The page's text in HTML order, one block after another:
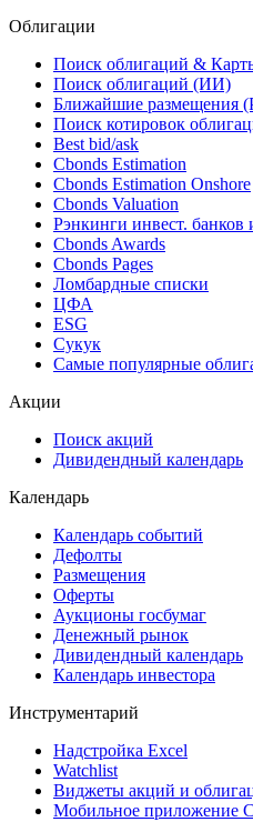
Облигации
Поиск облигаций &
Поиск облигаций (ИИ)
Ближайшие размещения
Поиск котировок
Best bid/ask
Cbonds Estimation
Cbonds Estimation Onshore
Cbonds Valuation
Рэнкинги инвест. банков
Cbonds Awards
Cbonds Pages
Ломбардные списки
ЦФА
ESG
Сукук
Самые популярные
Акции
Поиск акций
Дивидендный календарь
Календарь
Календарь событий
Дефолты
Размещения
Оферты
Аукционы госбумаг
Денежный рынок
Дивидендный календарь
Календарь инвестора
Инструментарий
Надстройка Excel
Watchlist
Виджеты акций и
Мобильное приложение